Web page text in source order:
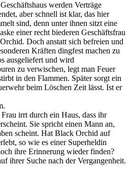
werden Verträge
aber schnell ist klar, das hier
sind, denn unter ihnen sitzt eine
einer recht biederen Geschäftsfrau
Doch anstatt sich befreien und
Kräften dingfest machen zu
ausgeliefert und wird
zu verwischen, legt man Feuer
in den Flammen. Später sorgt ein
beim Löschen Zeit lässt. Ist er
irrt durch ein Haus, dass ihr
Sie spricht einen Mann an,
scheint. Hat Black Orchid auf
so wie es einer Superheldin
ihre Erinnerung wieder finden?
ihrer Suche nach der Vergangenheit.